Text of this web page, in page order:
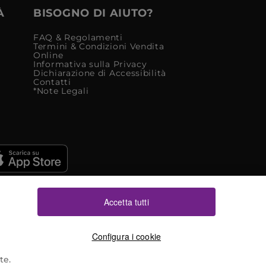
BISOGNO DI AIUTO?
FAQ & Regolamenti
Termini & Condizioni Vendita
Online
Informativa sulla Privacy
Dichiarazione di Accessibilità
Contatti
*Note Legali
Configura i cookie
Accetta tutti